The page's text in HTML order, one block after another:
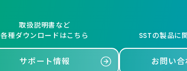
取扱説明書など
各種ダウンロードはこちら
サポート情報
SSTの製品に
お問い